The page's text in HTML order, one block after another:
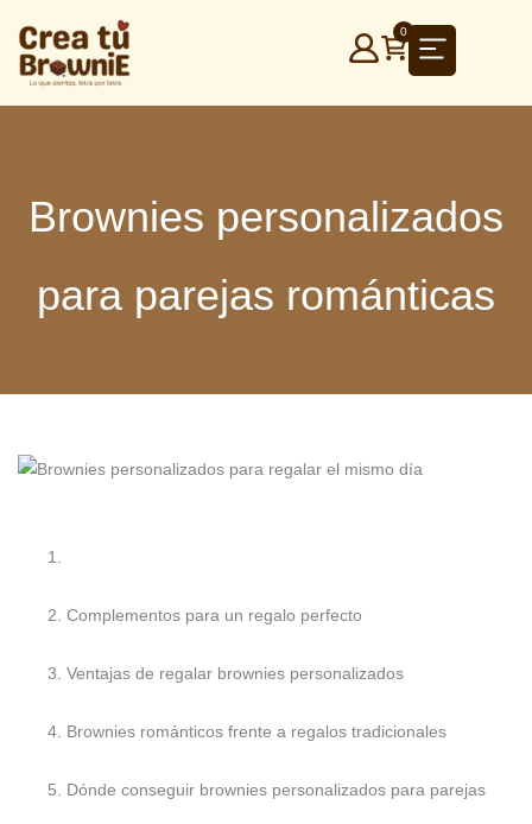
contenido
0
Brownies personalizados
para parejas románticas
Complementos para un regalo perfecto
Ventajas de regalar brownies personalizados
Brownies románticos frente a regalos tradicionales
Dónde conseguir brownies personalizados para parejas